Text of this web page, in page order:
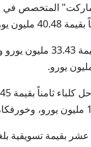
يورو.
دبا في المركز الرابع عشر والأخير بقيمة 6.51